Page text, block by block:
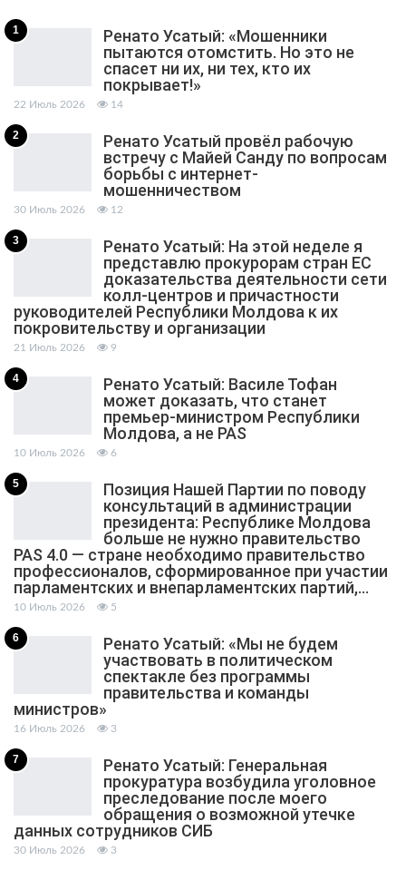
1
Ренато Усатый: «Мошенники
пытаются отомстить. Но это не
спасет ни их, ни тех, кто их
покрывает!»
22 Июль 2026 14
2
Ренато Усатый провёл рабочую
встречу с Майей Санду по вопросам
борьбы с интернет-
мошенничеством
30 Июль 2026 12
3
Ренато Усатый: На этой неделе я
представлю прокурорам стран ЕС
доказательства деятельности сети
колл-центров и причастности
руководителей Республики Молдова к их
покровительству и организации
21 Июль 2026 9
4
Ренато Усатый: Василе Тофан
может доказать, что станет
премьер-министром Республики
Молдова, а не PAS
10 Июль 2026 6
5
Позиция Нашей Партии по поводу
консультаций в администрации
президента: Республике Молдова
больше не нужно правительство
PAS 4.0 — стране необходимо правительство
профессионалов, сформированное при участии
парламентских и внепарламентских партий,…
10 Июль 2026 5
6
Ренато Усатый: «Мы не будем
участвовать в политическом
спектакле без программы
правительства и команды
министров»
16 Июль 2026 3
7
Ренато Усатый: Генеральная
прокуратура возбудила уголовное
преследование после моего
обращения о возможной утечке
данных сотрудников СИБ
30 Июль 2026 3